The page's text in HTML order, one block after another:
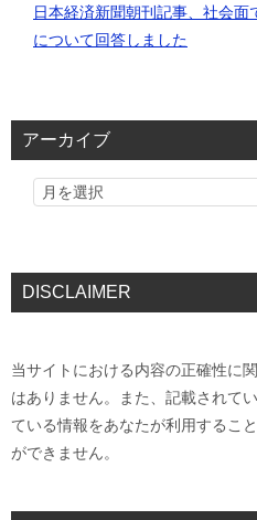
日本経済新聞朝刊記事、社会
について回答しました
アーカイブ
DISCLAIMER
当サイトにおける内容の正確性に
はありません。また、記載されて
ている情報をあなたが利用するこ
ができません。